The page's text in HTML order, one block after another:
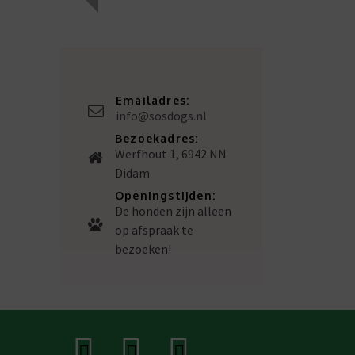
Emailadres:
info@sosdogs.nl
Bezoekadres:
Werfhout 1, 6942 NN
Didam
Openingstijden:
De honden zijn alleen
op afspraak te
bezoeken!